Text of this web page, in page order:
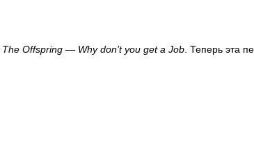
The Offspring — Why don’t you get a Job . Теперь эта